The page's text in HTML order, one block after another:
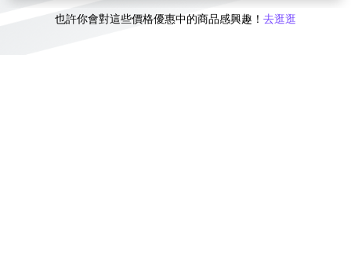
也許你會對這些價格優惠中的商品感興趣！ 去逛逛